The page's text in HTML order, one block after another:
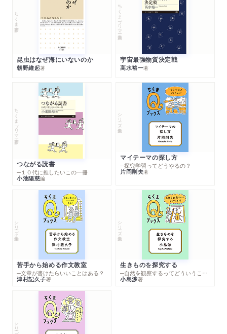
ちくま新書
昆虫はなぜ海にいないのか
朝野維起著
ちくまプリマー新書
宇宙最強物質決定戦
高水裕一著
ちくまプリマー新書
つながる読書
─１０代に推したいこの一冊
小池陽慈編
シリーズ・全集
マイテーマの探し方
─探究学習ってどうやるの？
片岡則夫著
シリーズ・全集
苦手から始める作文教室
─文章が書けたらいいことはある？
津村記久子著
シリーズ・全集
生きものを探究する
─自然を観察するってどういうこと？
小島渉著
シリーズ・全集